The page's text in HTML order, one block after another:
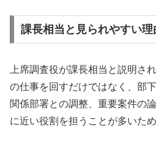
課長相当と見られやすい理
上席調査役が課長相当と説明さ
の仕事を回すだけではなく、部
関係部署との調整、重要案件の
に近い役割を担うことが多いため